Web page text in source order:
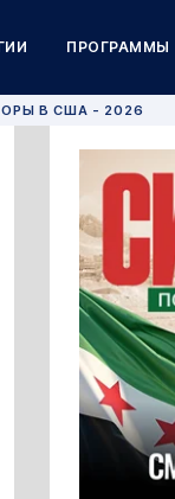
ПРОГРАММЫ
В США - 2026